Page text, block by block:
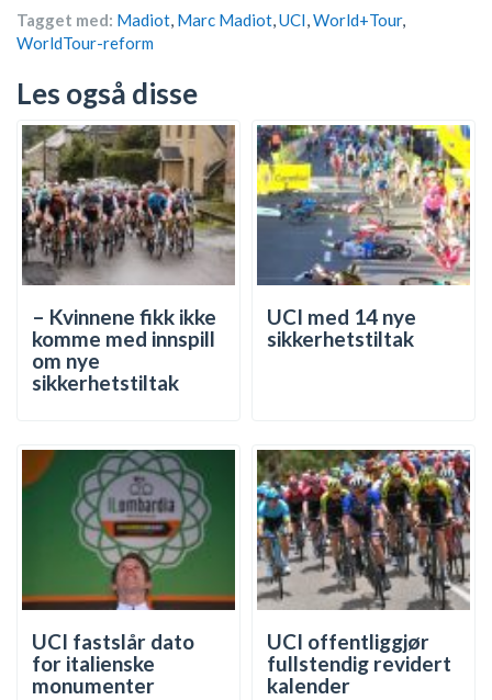
Tagget med: Madiot, Marc Madiot,UCI,World+Tour,
WorldTour-reform
Les også disse
– Kvinnene fikk ikke
komme med innspill
om nye
sikkerhetstiltak
UCI med 14 nye
sikkerhetstiltak
UCI fastslår dato
for italienske
monumenter
UCI offentliggjør
fullstendig revidert
kalender